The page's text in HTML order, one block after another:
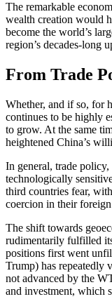
The remarkable
wealth creation would
become the world’s
region’s decades-long
From Trade
Whether, and if so, for
continues to be highly
to grow. At the same
heightened China’s
In general, trade
technologically
third countries fear,
coercion in their
The shift towards
rudimentarily fulfilled
positions first went
Trump) has repeatedly
not ad­vanced by the
and investment, which